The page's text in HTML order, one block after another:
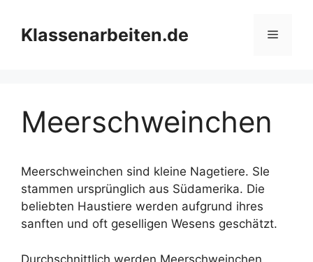
Inhalt
springenKlassenarbeiten.de Menü
Meerschweinchen
Meerschweinchen sind kleine Nagetiere. SIe
stammen ursprünglich aus Südamerika. Die
beliebten Haustiere werden aufgrund ihres
sanften und oft geselligen Wesens geschätzt.
Durchschnittlich werden Meerschweinchen